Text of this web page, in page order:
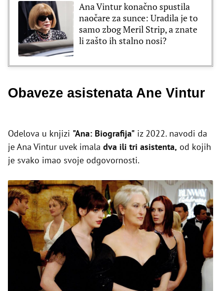
Ana Vintur konačno spustila
naočare za sunce: Uradila je to
samo zbog Meril Strip, a znate
li zašto ih stalno nosi?
Obaveze asistenata Ane Vintur
Odelova u knjizi "Ana: Biografija" iz 2022. navodi da
je Ana Vintur uvek imala dva ili tri asistenta, od kojih
je svako imao svoje odgovornosti.